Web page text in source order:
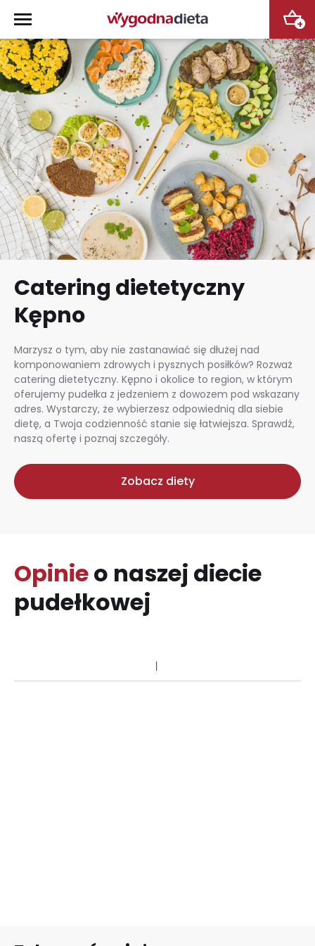
+
Catering dietetyczny
Kępno
Marzysz o tym, aby nie zastanawiać się dłużej nad
komponowaniem zdrowych i pysznych posiłków? Rozważ
catering dietetyczny. Kępno i okolice to region, w którym
oferujemy pudełka z jedzeniem z dowozem pod wskazany
adres. Wystarczy, że wybierzesz odpowiednią dla siebie
dietę, a Twoja codzienność stanie się łatwiejsza. Sprawdź,
naszą ofertę i poznaj szczegóły.
Zobacz diety
Opinieo naszej diecie
pudełkowej